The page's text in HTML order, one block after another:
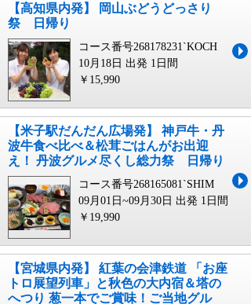
【高知県内発】 岡山ぶどうどっさり
祭 日帰り
コース番号268178231`KOCH
10月18日 出発 1日間
￥15,990
【米子駅だんだん広場発】 神戸牛・丹
波牛食べ比べ＆松茸ごはんがお出迎
え！ 丹波グルメ尽くし総力祭 日帰り
コース番号268165081`SHIM
09月01日~09月30日 出発 1日間
￥19,990
【宮城県内発】 紅葉の会津鉄道 「お座
トロ展望列車」と秋色の大内宿＆塔の
へつり 葱一本でご賞味！ご当地グル